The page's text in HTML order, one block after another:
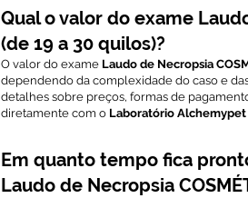
Qual o valor do exame
(de 19 a 30 quilos)?
O valor do exame Laudo de Necropsia
dependendo da complexidade do caso e
detalhes sobre preços, formas de
diretamente com o Laboratório Alchemypet
Em quanto tempo fica
Laudo de Necropsia